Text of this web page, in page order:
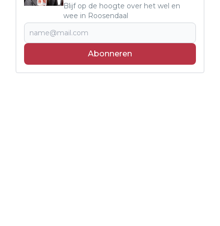
Blijf op de hoogte over het wel en
wee in Roosendaal
Abonneren